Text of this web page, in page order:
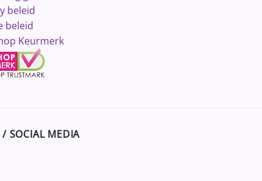
beleid
beleid
Keurmerk
/ SOCIAL MEDIA